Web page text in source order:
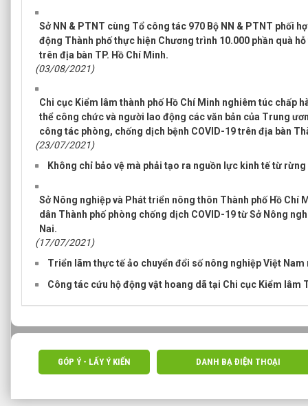
Sở NN & PTNT cùng Tổ công tác 970 Bộ NN & PTNT phối
động Thành phố thực hiện Chương trình 10.000 phần quà
trên địa bàn TP. Hồ Chí Minh.
(03/08/2021)
Chi cục Kiểm lâm thành phố Hồ Chí Minh nghiêm túc chấp
thể công chức và người lao động các văn bản của Trung
công tác phòng, chống dịch bệnh COVID-19 trên địa bàn
(23/07/2021)
Không chỉ bảo vệ mà phải tạo ra nguồn lực kinh tế từ rừng
Sở Nông nghiệp và Phát triển nông thôn Thành phố Hồ Chí
dân Thành phố phòng chống dịch COVID-19 từ Sở Nông
Nai.
(17/07/2021)
Triển lãm thực tế ảo chuyển đổi số nông nghiệp Việt Nam
Công tác cứu hộ động vật hoang dã tại Chi cục Kiểm lâm
GÓP Ý - LẤY Ý KIẾN DANH BẠ ĐIỆN THOẠI